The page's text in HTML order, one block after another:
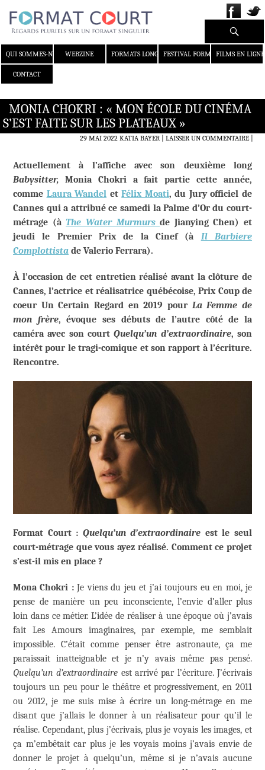
QUI SOMMES-NOUS ?WEBZINE FORMATS LONGS FESTIVAL FORMAT COURT
FILMS EN LIGNE
CONTACT
Recherche
MONIA CHOKRI : « MON ÉCOLE DU CINÉMA
S’EST FAITE SUR LES PLATEAUX »
29 MAI 2022 KATIA BAYER LAISSER UN COMMENTAIRE|
Actuellement à l’affiche avec son deuxième long
Babysitter, Monia Chokri a fait partie cette année,
comme Laura Wandel etFélix Moati, du Jury officiel de
Cannes qui a attribué ce samedi la Palme d’Or du court-
métrage (à The Water Murmursde Jianying Chen) et
jeudi le Premier Prix de la Cinef (à Il Barbiere
Complottista de Valerio Ferrara).
À l’occasion de cet entretien réalisé avant la clôture de
Cannes, l’actrice et réalisatrice québécoise, Prix Coup de
coeur Un Certain Regard en 2019 pour La Femme de
mon frère,évoque ses débuts de l’autre côté de la
caméra avec son court Quelqu’un d’extraordinaire, son
intérêt pour le tragi-comique et son rapport à l’écriture.
Rencontre.
Format Court : Quelqu’un d’extraordinaire est le seul
court-métrage que vous ayez réalisé. Comment ce projet
s’est-il mis en place ?
Mona Chokri :Je viens du jeu et j’ai toujours eu en moi, je
pense de manière un peu inconsciente, l’envie d’aller plus
loin dans ce métier. L’idée de réaliser à une époque où j’avais
fait Les Amours imaginaires, par exemple, me semblait
impossible. C’était comme penser être astronaute, ça me
paraissait inatteignable et je n’y avais même pas pensé.
Quelqu’un d’extraordinaire est arrivé par l’écriture. J’écrivais
toujours un peu pour le théâtre et progressivement, en 2011
ou 2012, je me suis mise à écrire un long-métrage en me
disant que j’allais le donner à un réalisateur pour qu’il le
réalise. Cependant, plus j’écrivais, plus je voyais les images, et
ça m’embêtait car plus je les voyais moins j’avais envie de
donner le projet à quelqu’un, même si je n’avais aucune